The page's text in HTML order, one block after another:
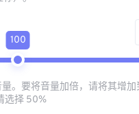
100
。要将音量加倍，请将其增加
选择 50%